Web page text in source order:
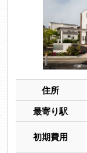
住所
最寄り駅
初期費用